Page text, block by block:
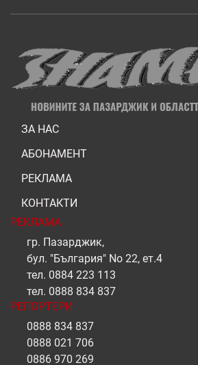
ЗА НАС
АБОНАМЕНТ
РЕКЛАМА
КОНТАКТИ
РЕКЛАМА
гр. Пазарджик,
бул. "България" No 22, ет.4
тел. 0884 223 113
тел. 0888 834 837
РЕПОРТЕРИ
0888 834 837
0888 021 706
0886 970 269